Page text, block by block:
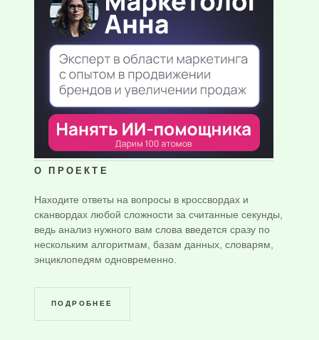
О ПРОЕКТЕ
Находите ответы на вопросы в кроссвордах и
сканвордах любой сложности за считанные секунды,
ведь анализ нужного вам слова введется сразу по
нескольким алгоритмам, базам данных, словарям,
энциклопедям одновременно.
ПОДРОБНЕЕ